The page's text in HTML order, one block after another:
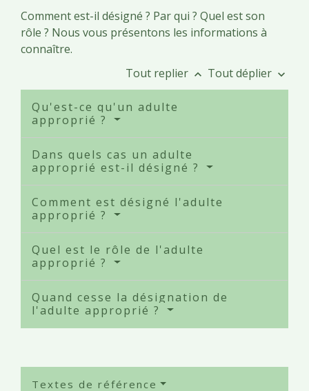
Comment est-il désigné ? Par qui ? Quel est son
rôle ? Nous vous présentons les informations à
connaître.
Tout replier keyboard_arrow_up Tout déplier keyboard_arrow_down
Qu'est-ce qu'un adulte
approprié ?
Dans quels cas un adulte
approprié est-il désigné ?
Comment est désigné l'adulte
approprié ?
Quel est le rôle de l'adulte
approprié ?
Quand cesse la désignation de
l'adulte approprié ?
Textes de référence